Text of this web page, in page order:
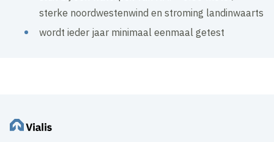
sterke noordwestenwind en stroming landinwaarts
wordt ieder jaar minimaal eenmaal getest